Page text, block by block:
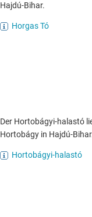
Hajdú-Bihar.
Horgas Tó
Der Hortobágyi-halastó
Hortobágy in Hajdú-
Hortobágyi-halastó